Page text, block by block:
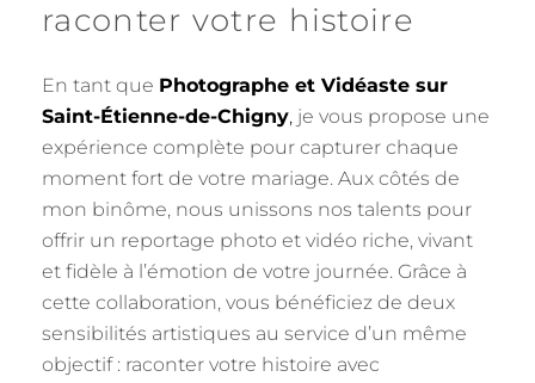
raconter votre histoire
En tant que Photographe et Vidéaste sur
Saint-Étienne-de-Chigny, je vous propose une
expérience complète pour capturer chaque
moment fort de votre mariage. Aux côtés de
mon binôme, nous unissons nos talents pour
offrir un reportage photo et vidéo riche, vivant
et fidèle à l’émotion de votre journée. Grâce à
cette collaboration, vous bénéficiez de deux
sensibilités artistiques au service d’un même
objectif : raconter votre histoire avec